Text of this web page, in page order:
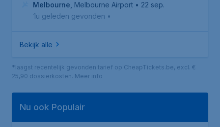
Melbourne Melbourne Airport • 22 sep.
1u geleden gevonden •
Bekijk alle
*laagst recentelijk gevonden tarief op CheapTickets.be, excl. €
25,90 dossierkosten. Meer info
Nu ook Populair